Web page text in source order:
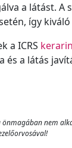
a látást.
így
a ICRS
és a látás
önmagában nem